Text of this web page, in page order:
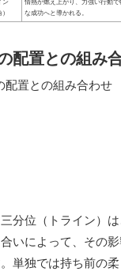
ン
情熱が燃え上がり、力強い行動
な成功へと導かれる。
配置との組み
分位（トライン）
いによって、その
単独では持ち前の